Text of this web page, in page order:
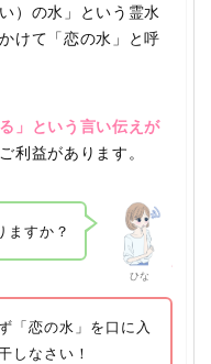
）の水」という霊水
けて「恋の水」と呼
」という言い伝えが
利益があります。
ひな
ますか？
「恋の水」を口に入
しなさい！